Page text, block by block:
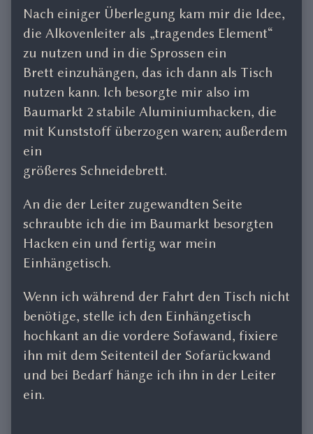
Nach einiger Überlegung kam mir die Idee,
die Alkovenleiter als „tragendes Element“
zu nutzen und in die Sprossen ein
Brett einzuhängen, das ich dann als Tisch
nutzen kann. Ich besorgte mir also im
Baumarkt 2 stabile Aluminiumhacken, die
mit Kunststoff überzogen waren; außerdem
ein
größeres Schneidebrett.
An die der Leiter zugewandten Seite
schraubte ich die im Baumarkt besorgten
Hacken ein und fertig war mein
Einhängetisch.
Wenn ich während der Fahrt den Tisch nicht
benötige, stelle ich den Einhängetisch
hochkant an die vordere Sofawand, fixiere
ihn mit dem Seitenteil der Sofarückwand
und bei Bedarf hänge ich ihn in der Leiter
ein.